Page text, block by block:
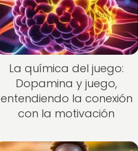
La química del juego:
Dopamina y juego,
entendiendo la conexión
con la motivación